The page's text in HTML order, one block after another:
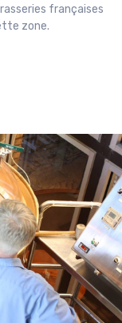
françaises
zone.